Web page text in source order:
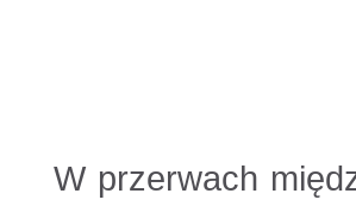
W przerwach